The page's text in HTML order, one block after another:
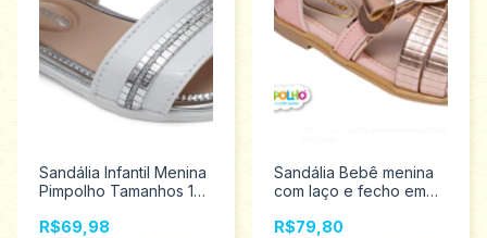
Sandália Infantil Menina
Pimpolho Tamanhos 16
R$69,98
Sandália Bebê menina
com laço e fecho em
0120266
R$79,80